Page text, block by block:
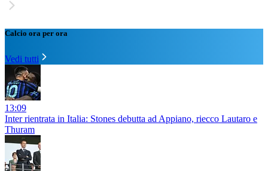
Calcio ora per ora
Vedi tutti
13:09
Inter rientrata in Italia: Stones debutta ad Appiano, riecco Lautaro e
Thuram